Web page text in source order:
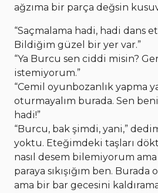
ağzıma bir parça değsin
“Saçmalama hadi, hadi dans
Bildiğim güzel bir yer var.”
“Ya Burcu sen ciddi misin?
istemiyorum.”
“Cemil oyunbozanlık yapma
oturmayalım burada. Sen
hadi!”
“Burcu, bak şimdi, yani,”
yoktu. Eteğimdeki taşları
nasıl desem bilemiyorum
paraya sıkışığım ben. Burada
ama bir bar gecesini